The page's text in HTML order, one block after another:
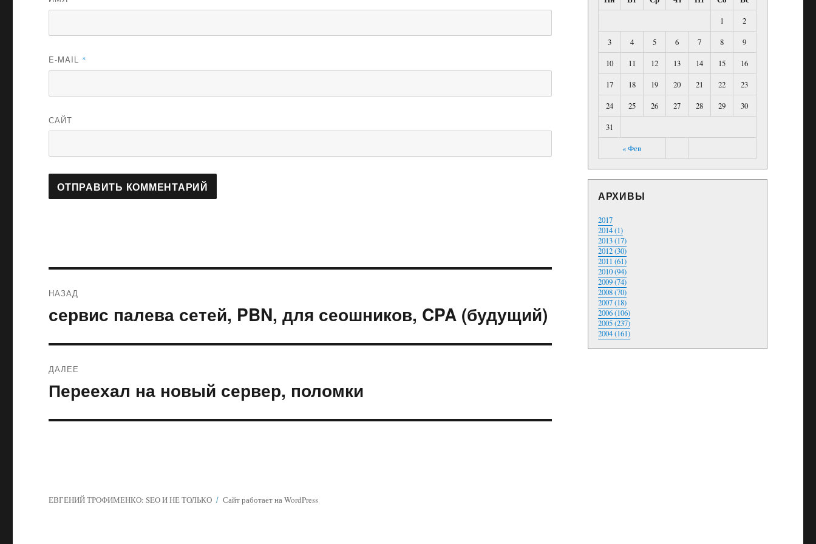
E-MAIL *
САЙТ
по
НАЗАД
Предыдущая
запись:
сервис палева сетей, PBN, для сеошников, CPA (будущий)
ДАЛЕЕ
Следующая
запись:
Переехал на новый сервер, поломки
« Фев
1
2
3
4 5 6 7 8
9
10
11 12 13 14 15
16
17
18 19 20 21 22
23
24
25 26 27 28 29
30
31
АРХИВЫ
2017
2014 (1)
2013 (17)
2012 (30)
2011 (61)
2010 (94)
2009 (74)
2008 (70)
2007 (18)
2006 (106)
2005 (237)
2004 (161)
ЕВГЕНИЙ ТРОФИМЕНКО: SEO И НЕ ТОЛЬКО Сайт работает на WordPress